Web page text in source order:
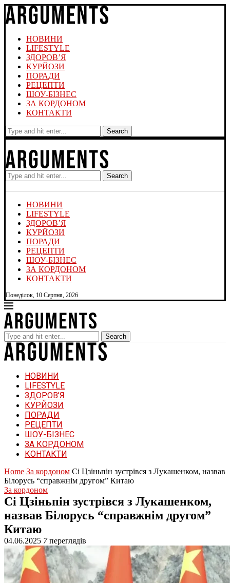
НОВИНИ
LIFESTYLE
ЗДОРОВ’Я
КУРЙОЗИ
ПОРАДИ
РЕЦЕПТИ
ШОУ-БІЗНЕС
ЗА КОРДОНОМ
КОНТАКТИ
Search
Search
НОВИНИ
LIFESTYLE
ЗДОРОВ’Я
КУРЙОЗИ
ПОРАДИ
РЕЦЕПТИ
ШОУ-БІЗНЕС
ЗА КОРДОНОМ
КОНТАКТИ
Понеділок, 10 Серпня, 2026
Search
НОВИНИ
LIFESTYLE
ЗДОРОВ’Я
КУРЙОЗИ
ПОРАДИ
РЕЦЕПТИ
ШОУ-БІЗНЕС
ЗА КОРДОНОМ
КОНТАКТИ
Home За кордоном Сі Цзіньпін зустрівся з Лукашенком, назвав
Білорусь “справжнім другом” Китаю
За кордоном
Сі Цзіньпін зустрівся з Лукашенком,
назвав Білорусь “справжнім другом”
Китаю
04.06.2025 7переглядів